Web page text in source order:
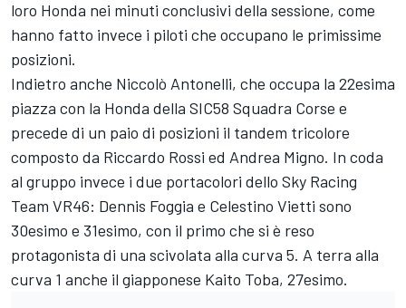
loro Honda nei minuti conclusivi della sessione, come
hanno fatto invece i piloti che occupano le primissime
posizioni.
Indietro anche Niccolò Antonelli, che occupa la 22esima
piazza con la Honda della SIC58 Squadra Corse e
precede di un paio di posizioni il tandem tricolore
composto da Riccardo Rossi ed Andrea Migno. In coda
al gruppo invece i due portacolori dello Sky Racing
Team VR46: Dennis Foggia e Celestino Vietti sono
30esimo e 31esimo, con il primo che si è reso
protagonista di una scivolata alla curva 5. A terra alla
curva 1 anche il giapponese Kaito Toba, 27esimo.